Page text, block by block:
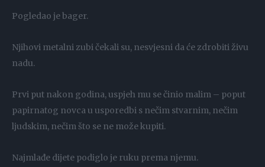
Pogledao je bager.
Njihovi metalni zubi čekali su, nesvjesni da će zdrobiti živu
nadu.
Prvi put nakon godina, uspjeh mu se činio malim – poput
papirnatog novca u usporedbi s nečim stvarnim, nečim
ljudskim, nečim što se ne može kupiti.
Najmlađe dijete podiglo je ruku prema njemu.